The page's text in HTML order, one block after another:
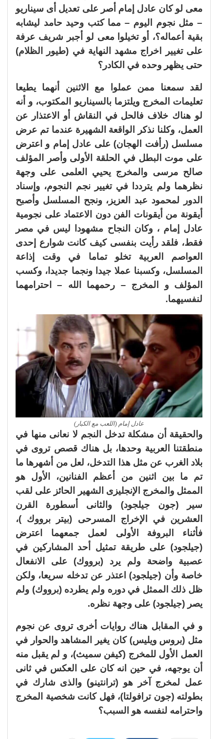
معى لو كان عادل إمام أصر على تعديل أى سيناريو
– مثل نجوم اليوم – مما كتب وحيد حامد ليشابه
بقية أعماله؟، أو تخيلوا معى لو أجبر شريف عرفة
على تغيير اخراج مشهد النهاية في (طيور الظلام)
حتى يظهر وحده في الكادر؟
لقد سمعنا ممن عملوا مع الاثنين أنهما يطيعا
تعليمات المخرج ويلتزما بالسيناريو المكتوب، و أنه
لو هناك خلاف فالحل في النقاش أو الاعتذار عن
العمل، وكلنا نذكر الواقعة الشهيرة عندما تم عرض
مسلسل (رأفت الهجان) على عادل إمام و اعترض
على موت البطل في الحلقة الأولى وأصر المؤلف
صالح مرسى والمخرج يحيي العلمى على وجهة
نظرهما ولم يترددا في تغيير نجم النجوم، وإسناد
الدور لمحمود عبد العزيز، ونجح المسلسل وأصبح
أيقونة من أيقونات الفن دون الاعتماد على نجومية
عادل إمام ، وكان النجاح مشهودا ليس في مصر
فقط، فلقد رأيت بنفسى كيف كانت شوارع إحدى
العواصم العربية تخلو تماما في وقت إذاعة
المسلسل، وكسبنا عملا جيدا ونجما جديدا، وكسب
المؤلف و المخرج – رحمهما الله – احترامهما
لنفسيهما.
عادل إمام (اللعب مع الكبار)
والحقيقة أن مشكلة تدخل النجم لا نعانى منها في
منطقتنا العربية وحدها، بل هناك قصص تروى في
بلاد الغرب عن مثل هذا التدخل، لعل من أشهرها ما
تم ما بين اثنين من أعظم الفنانين، الأول هو
الممثل والمخرج الإنجليزى الشهير الحائز على لقب
سير (جون جيلجود) والثانى أسطورة القرن
العشرين في الإخراج المسرحى (بيتر برووك )،
فأثناء البروفة الأولى لعمل جمعهما اعترض
(جيلجود) على طريقة تمثيل أحد المشاركين في
عصبية واضحة ولم يرد (برووك) على الانفعال
خاصة وأن (جيلجود) اعتذر عن تدخله سريعا، ولكن
ظل ذلك الممثل في دوره ولم يطرده (برووك) ولم
يصر (جيلجود) على وجهة نظره.
و في المقابل هناك روايات أخرى تروى عن نجوم
مثل (بروس ويليس) كان يغير المشاهد والحوار في
العمل الأول للمخرج (كيفن سميث)، و لم يقبل منه
أن يوجهه، في حين انه كان على العكس في ثانى
عمل لمخرج آخر هو (ترانتينو) والذى شارك في
بطولته (جون ترافولتا)، فهل كانت شخصية المخرج
واحترامه لنفسه هو السبب؟